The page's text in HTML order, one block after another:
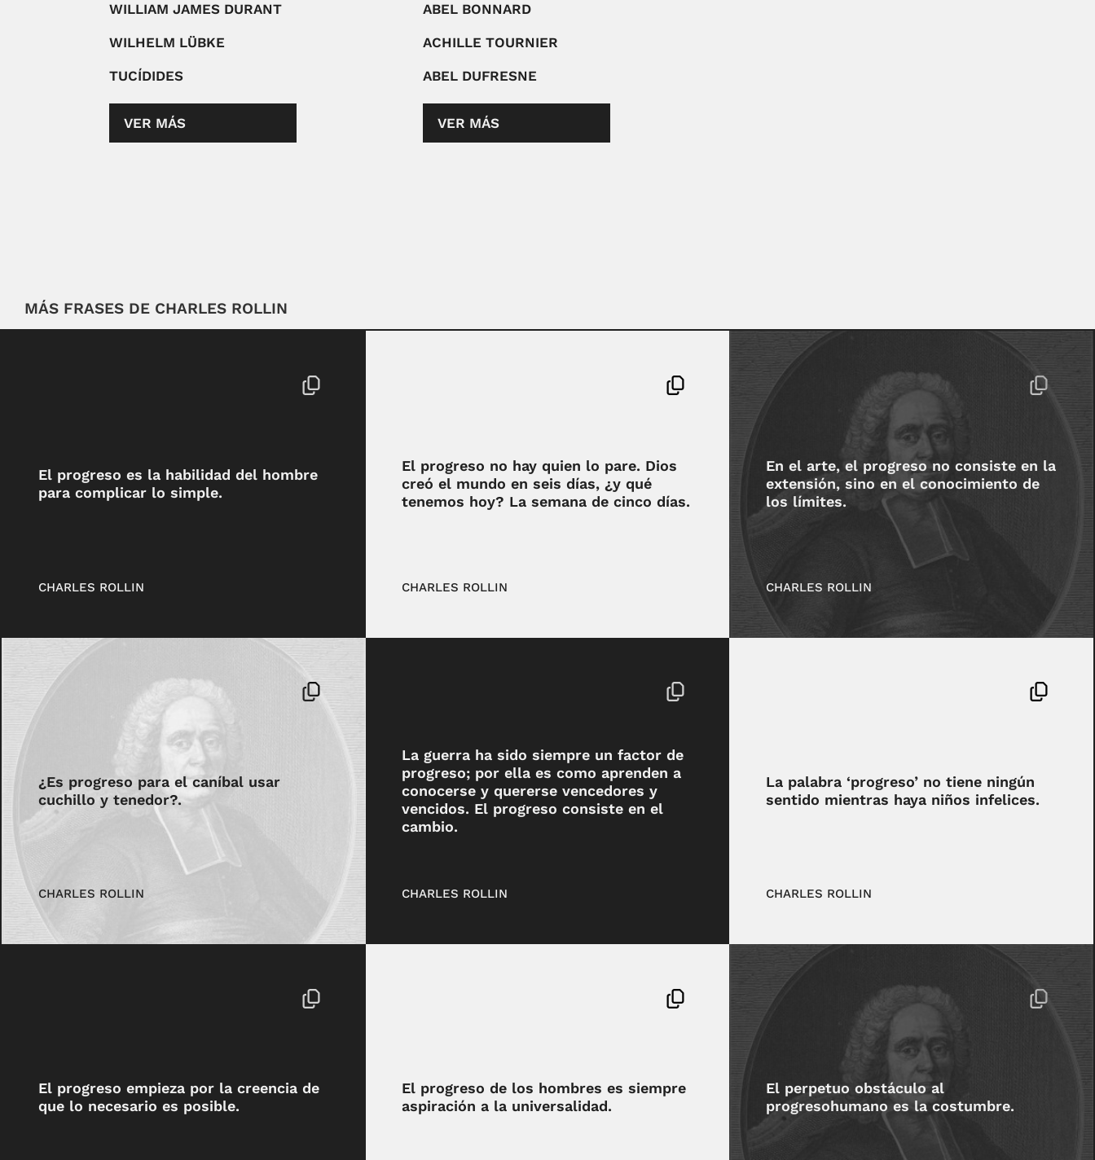
WILLIAM JAMES DURANT
WILHELM LÜBKE
TUCÍDIDES
VER MÁS
ABEL BONNARD
ACHILLE TOURNIER
ABEL DUFRESNE
VER MÁS
MÁS FRASES DE CHARLES ROLLIN
El progreso es la habilidad del hombre
para complicar lo simple.
CHARLES ROLLIN
El progreso no hay quien lo pare. Dios
creó el mundo en seis días, ¿y qué
tenemos hoy? La semana de cinco días.
CHARLES ROLLIN
En el arte, el progreso no consiste en la
extensión, sino en el conocimiento de
los límites.
CHARLES ROLLIN
¿Es progreso para el caníbal usar
cuchillo y tenedor?.
CHARLES ROLLIN
La guerra ha sido siempre un factor de
progreso; por ella es como aprenden a
conocerse y quererse vencedores y
vencidos. El progreso consiste en el
cambio.
CHARLES ROLLIN
La palabra ‘progreso’ no tiene ningún
sentido mientras haya niños infelices.
CHARLES ROLLIN
El progreso empieza por la creencia de
que lo necesario es posible.
El progreso de los hombres es siempre
aspiración a la universalidad.
El perpetuo obstáculo al
progresohumano es la costumbre.